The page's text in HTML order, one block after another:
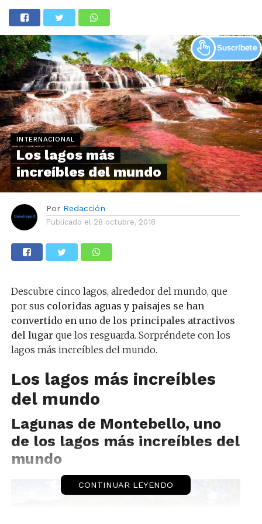
INTERNACIONAL
Los lagos más
increíbles del mundo
Por Redacción
Publicado el 28 octubre, 2018
Descubre cinco lagos, alrededor del mundo, que
por sus coloridas aguas y paisajes se han
convertido en uno de los principales atractivos
del lugar que los resguarda. Sorpréndete con los
lagos más increíbles del mundo.
Los lagos más increíbles
del mundo
Lagunas de Montebello, uno
de los lagos más increíbles del
mundo
CONTINUAR LEYENDO